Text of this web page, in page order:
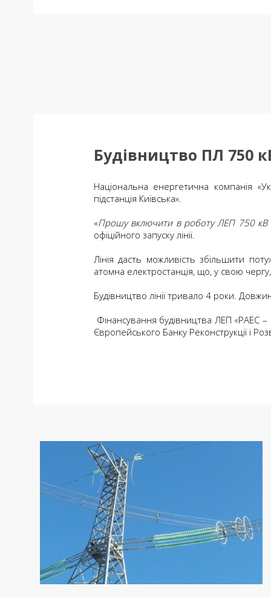
Будівництво ПЛ 750
Національна енергетична компанія
підстанція Київська».
«Прошу включити в роботу ЛЕП 750 кВ
офіційного запуску лінії.
Лінія дасть можливість збільшити
атомна електростанція, що, у свою
Будівництво лінії тривало 4 роки.
Фінансування будівництва ЛЕП «РАЕС –
Європейського Банку Реконструкції і